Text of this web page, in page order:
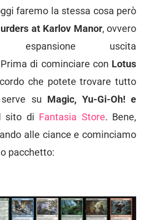
faremo la stessa cosa però
at Karlov Manor, ovvero
espansione uscita
di cominciare con Lotus
che potete trovare tutto
su Magic, Yu-Gi-Oh! e
sito di Fantasia Store. Bene,
alle ciance e cominciamo
pacchetto: